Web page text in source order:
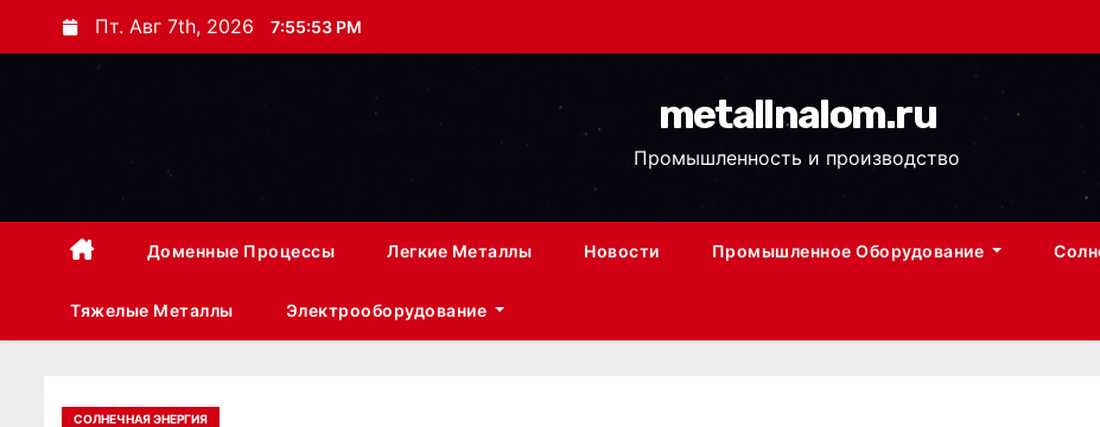
е
д
Пт. Авг 7th, 2026 7:55:54 PM
metallnalom.ru
Промышленность и производство
Доменные Процессы Легкие Металлы Новости Промышленное Оборудование
Тяжелые Металлы Электрооборудование
СОЛНЕЧНАЯ ЭНЕРГИЯ